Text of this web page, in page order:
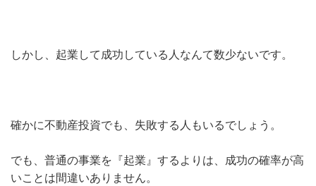
しかし、起業して成功している人なんて数少ないです。
確かに不動産投資でも、失敗する人もいるでしょう。
でも、普通の事業を『起業』するよりは、成功の確率が高
いことは間違いありません。